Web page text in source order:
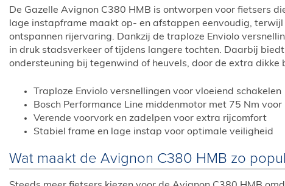
De Gazelle Avignon C380 HMB is ontworpen voor fietsers
lage instapframe maakt op- en afstappen eenvoudig,
ontspannen rijervaring. Dankzij de traploze Enviolo
in druk stadsverkeer of tijdens langere tochten. Daarbij
ondersteuning bij tegenwind of heuvels, door de extra dikke
Traploze Enviolo versnellingen voor vloeiend schakelen
Bosch Performance Line middenmotor met 75 Nm
Verende voorvork en zadelpen voor extra rijcomfort
Stabiel frame en lage instap voor optimale veiligheid
Wat maakt de Avignon C380 HMB zo